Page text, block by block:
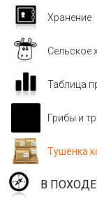
Хранение
Сельское
Таблица
Грибы и
Тушенка
В ПОХОДЕ